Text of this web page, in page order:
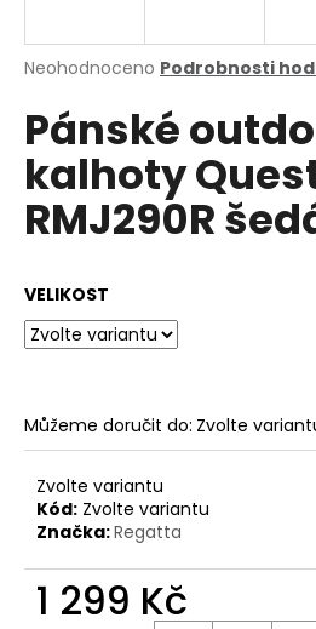
Průměrné
produktu
je
0,0
5
hvězdiček.
Neohodnoceno Podrobnosti
Pánské
kalhoty
RMJ290R
VELIKOST
Můžeme doručit do: Zvolte
Zvolte variantu
Kód: Zvolte variantu
Značka:Regatta
1 299 Kč
j
t
?
o
p
u
č
u